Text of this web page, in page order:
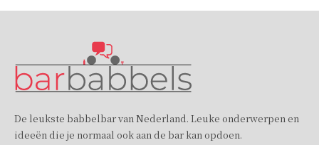
De leukste babbelbar van Nederland. Leuke onderwerpen en
ideeën die je normaal ook aan de bar kan opdoen.